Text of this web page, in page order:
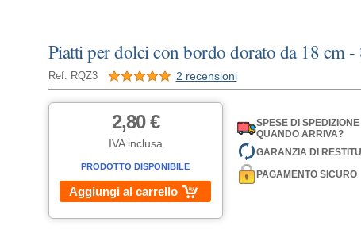
Piatti per dolci con bordo dorato da 18 cm -
Ref: RQZ3 2 recensioni
2,80 €
IVA inclusa
PRODOTTO DISPONIBILE
Aggiungi al carrello
SPESE DI SPEDIZIONE
QUANDO ARRIVA?
GARANZIA DI
PAGAMENTO SICURO